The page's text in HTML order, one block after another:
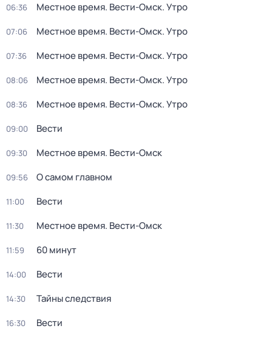
06:36 Местное время. Вести-Омск. Утро
07:06 Местное время. Вести-Омск. Утро
07:36 Местное время. Вести-Омск. Утро
08:06 Местное время. Вести-Омск. Утро
08:36 Местное время. Вести-Омск. Утро
09:00 Вести
09:30 Местное время. Вести-Омск
09:56 О самом главном
11:00 Вести
11:30 Местное время. Вести-Омск
11:59 60 минут
14:00 Вести
14:30 Тайны следствия
16:30 Вести